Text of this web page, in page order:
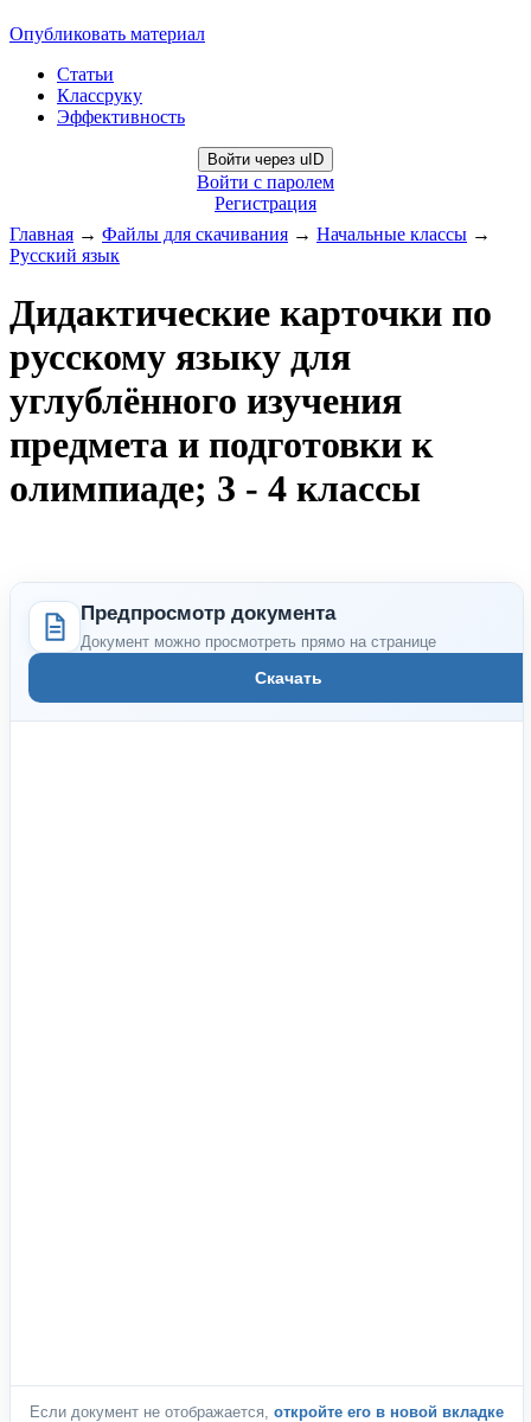
Опубликовать материал
Статьи
Классруку
Эффективность
Войти через uID
Войти с паролем
Регистрация
Главная → Файлы для скачивания → Начальные классы →
Русский язык
Дидактические карточки по
русскому языку для
углублённого изучения
предмета и подготовки к
олимпиаде; 3 - 4 классы
Предпросмотр документа
Документ можно просмотреть прямо на странице
Скачать
Если документ не отображается, откройте его в новой вкладке